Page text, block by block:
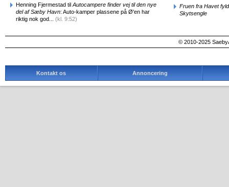
Henning Fjermestad til Autocampere finder vej til den nye
del af Sæby Havn: Auto-kamper plassene på Ø'en har
riktig nok god... (kl. 9:52)
Fruen fra Havet
Skytsengle
© 2010-2025
Kontakt os Annoncering